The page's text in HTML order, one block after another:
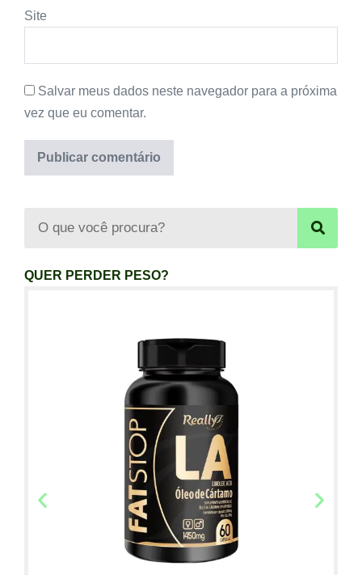
Site
Salvar meus dados neste navegador para a próxima
vez que eu comentar.
QUER PERDER PESO?